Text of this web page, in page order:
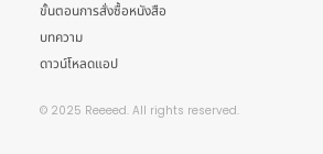
ขั้นตอนการสั่งซื้อหนังสือ
บทความ
ดาวน์โหลดแอป
© 2025 Reeeed. All rights reserved.